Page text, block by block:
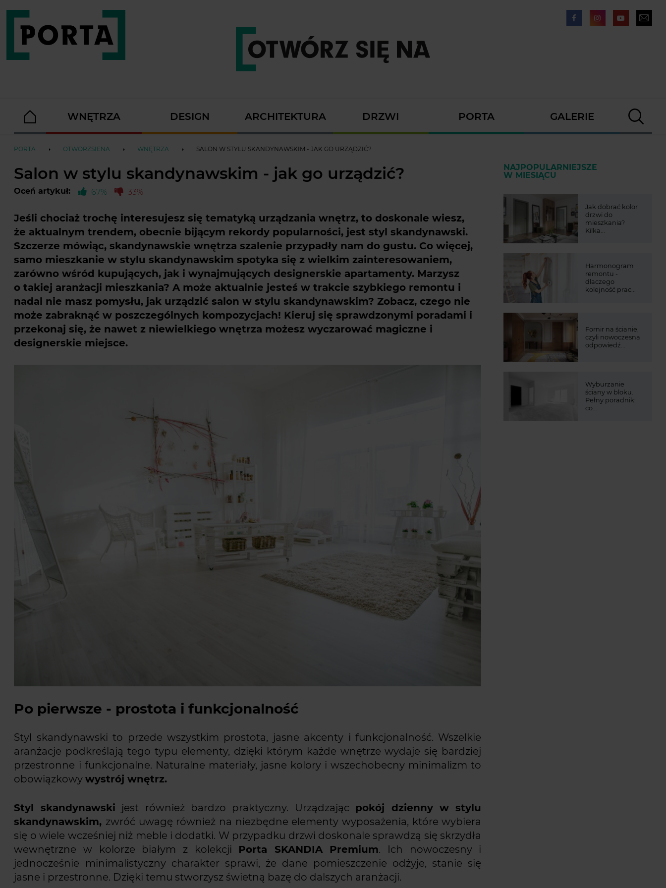
WNĘTRZA DESIGN ARCHITEKTURA DRZWI PORTA GALERIE
PORTA OTWORZSIENA WNĘTRZA SALON W STYLU SKANDYNAWSKIM - JAK GO URZĄDZIĆ?
Salon w stylu skandynawskim - jak go urządzić?
Oceń artykuł: 67% 33%
Jeśli chociaż trochę interesujesz się tematyką urządzania wnętrz, to doskonale wiesz,
że aktualnym trendem, obecnie bijącym rekordy popularności, jest styl skandynawski.
Szczerze mówiąc, skandynawskie wnętrza szalenie przypadły nam do gustu. Co więcej,
samo mieszkanie w stylu skandynawskim spotyka się z wielkim zainteresowaniem,
zarówno wśród kupujących, jak i wynajmujących designerskie apartamenty. Marzysz
o takiej aranżacji mieszkania? A może aktualnie jesteś w trakcie szybkiego remontu i
nadal nie masz pomysłu, jak urządzić salon w stylu skandynawskim? Zobacz, czego nie
może zabraknąć w poszczególnych kompozycjach! Kieruj się sprawdzonymi poradami i
przekonaj się, że nawet z niewielkiego wnętrza możesz wyczarować magiczne i
designerskie miejsce.
Po pierwsze - prostota i funkcjonalność
Styl skandynawski to przede wszystkim prostota, jasne akcenty i funkcjonalność. Wszelkie
aranżacje podkreślają tego typu elementy, dzięki którym każde wnętrze wydaje się bardziej
przestronne i funkcjonalne. Naturalne materiały, jasne kolory i wszechobecny minimalizm to
obowiązkowywystrój wnętrz.
Styl skandynawski jest również bardzo praktyczny. Urządzając pokój dzienny w stylu
skandynawskim, zwróć uwagę również na niezbędne elementy wyposażenia, które wybiera
się o wiele wcześniej niż meble i dodatki. W przypadku drzwi doskonale sprawdzą się skrzydła
wewnętrzne w kolorze białym z kolekcji Porta SKANDIA Premium. Ich nowoczesny i
jednocześnie minimalistyczny charakter sprawi, że dane pomieszczenie odżyje, stanie się
jasne i przestronne. Dzięki temu stworzysz świetną bazę do dalszych aranżacji.
NAJPOPULARNIEJSZE
W MIESIĄCU
Jak dobrać kolor
drzwi do
mieszkania?
Kilka...
Harmonogram
remontu -
dlaczego
kolejność prac...
Fornir na ścianie,
czyli nowoczesna
odpowiedź...
Wyburzanie
ściany w bloku.
Pełny poradnik:
co...